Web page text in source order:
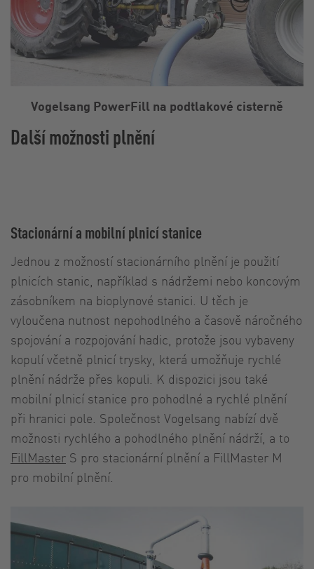
Další možnosti plnění
Vogelsang PowerFill na podtlakové cisterně
Stacionární a mobilní plnicí stanice
Jednou z možností stacionárního plnění je použití
plnicích stanic, například s nádržemi nebo koncovým
zásobníkem na bioplynové stanici. U těch je
vyloučena nutnost nepohodlného a časově náročného
spojování a rozpojování hadic, protože jsou vybaveny
kopulí včetně plnicí trysky, která umožňuje rychlé
plnění nádrže přes kopuli. K dispozici jsou také
mobilní plnicí stanice pro pohodlné a rychlé plnění
při hranici pole. Společnost Vogelsang nabízí dvě
možnosti rychlého a pohodlného plnění nádrží, a to
FillMaster S pro stacionární plnění a FillMaster M
pro mobilní plnění.